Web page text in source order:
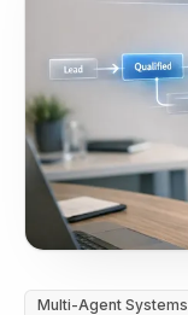
Multi-Agent Systems